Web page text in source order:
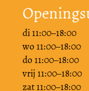
di 11:00–18:00
wo 11:00–18:00
do 11:00–18:00
vrij 11:00–18:00
zat 11:00–18:00